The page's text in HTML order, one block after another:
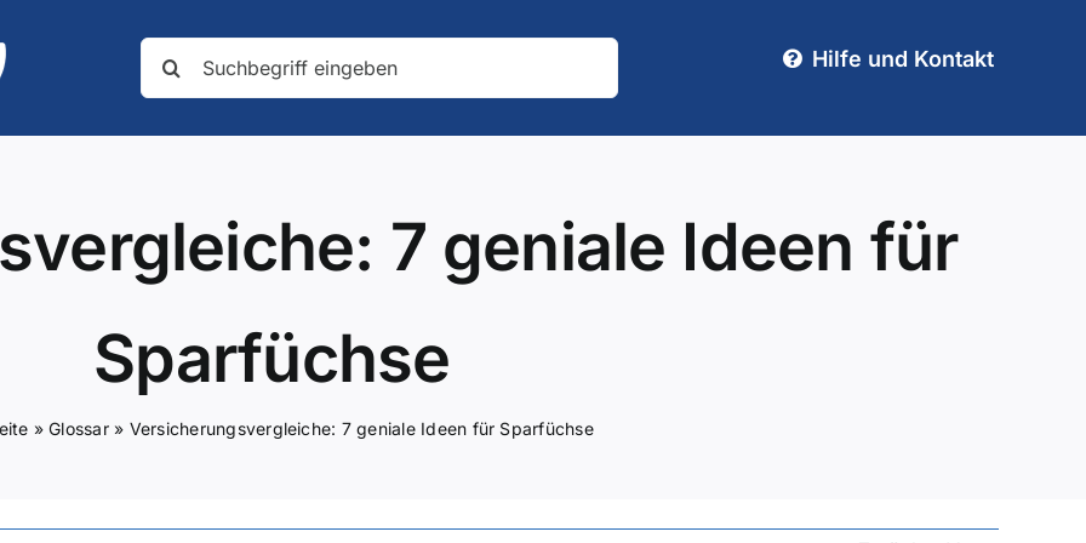
nach:
Hilfe und Kontakt
7 geniale Ideen für
Sparfüchse
»Glossar» Versicherungsvergleiche: 7 geniale Ideen für Sparfüchse